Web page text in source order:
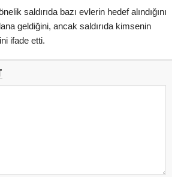
saldırıda bazı evlerin hedef alındığını
geldiğini, ancak saldırıda kimsenin
ifade etti.